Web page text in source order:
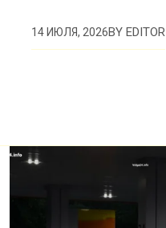
14 ИЮЛЯ, 2026BYEDITOR